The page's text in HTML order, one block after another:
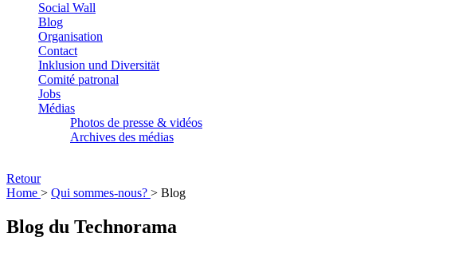
Social Wall
Blog
Organisation
Contact
Inklusion und Diversität
Comité patronal
Jobs
Médias
Photos de presse & vidéos
Archives des médias
Retour
Home > Qui sommes-nous? > Blog
Blog du Technorama